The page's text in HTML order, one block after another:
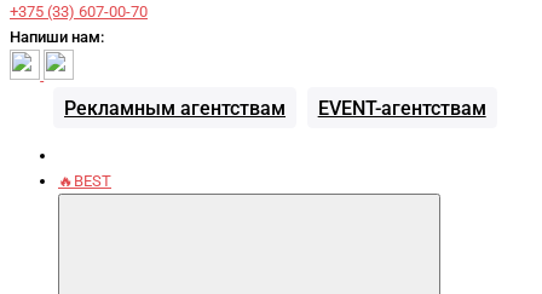
+375 (33) 607-00-70
Напиши нам:
Рекламным агентствам EVENT-агентствам
🔥BEST